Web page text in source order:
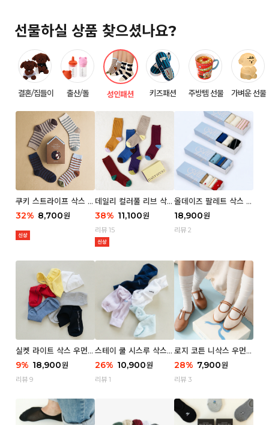
선물하실 상품 찾으셨나요?
결혼/집들이 출산/돌 성인패션 키즈패션 주방템 선물 가벼운 선물
쿠키 스트라이프 삭스 우
먼 2P
32% 8,700원
데일리 컬러풀 리브 삭스
우먼 3P 세트
38% 11,100원
리뷰 15
올데이즈 팔레트 삭스 우
먼 5P
18,900원
리뷰 2
실켓 라이트 삭스 우먼 3
P
9% 18,900원
리뷰 9
스테이 쿨 시스루 삭스
우먼 2P
26% 10,900원
리뷰 1
로지 코튼 니삭스 우먼 1
P
28% 7,900원
리뷰 3